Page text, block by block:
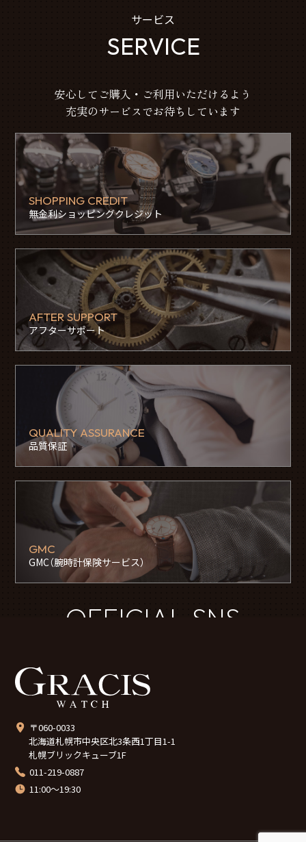
サービス
SERVICE
安心してご購入・ご利用いただけるよう
充実のサービスでお待ちしています
SHOPPING CREDIT
無金利ショッピングクレジット
AFTER SUPPORT
アフターサポート
QUALITY ASSURANCE
品質保証
GMC
GMC（腕時計保険サービス）
OFFICIAL SNS
〒060-0033
北海道札幌市中央区北3条西1丁目1-1
札幌ブリックキューブ1F
011-219-0887
11:00～19:30